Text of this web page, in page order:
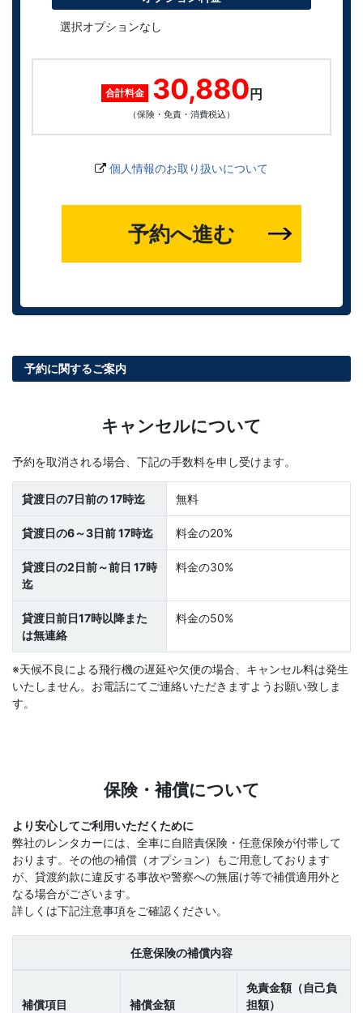
選択オプションなし
合計料金 30,880 円
（保険・免責・消費税込）
個人情報のお取り扱いについて
予約へ進む
予約に関するご案内
キャンセルについて
予約を取消される場合、下記の手数料を申し受けます。
貸渡日の7日前の 17時迄 無料
貸渡日の6～3日前 17時迄 料金の20%
貸渡日の2日前～前日 17時
迄
料金の30%
貸渡日前日17時以降また
は無連絡
料金の50%
※天候不良による飛行機の遅延や欠便の場合、キャンセル料は発生
いたしません。お電話にてご連絡いただきますようお願い致しま
す。
保険・補償について
より安心してご利用いただくために
弊社のレンタカーには、全車に自賠責保険・任意保険が付帯して
おります。その他の補償（オプション）もご用意しております
が、貸渡約款に違反する事故や警察への無届け等で補償適用外と
なる場合がございます。
詳しくは下記注意事項をご確認ください。
任意保険の補償内容
補償項目 補償金額
免責金額（自己負
担額）